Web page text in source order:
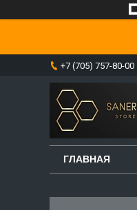
+7 (705) 757-80-00
ГЛАВНАЯ